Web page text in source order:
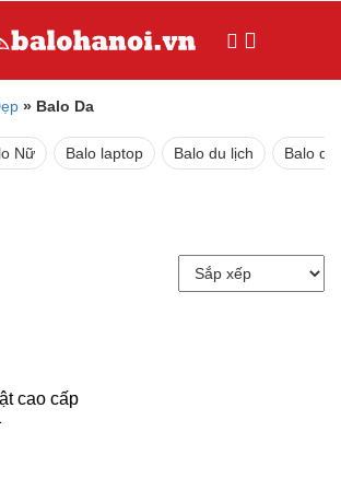
» Balo Da
Nữ Balo laptop Balo du lịch Balo da
cao cấp